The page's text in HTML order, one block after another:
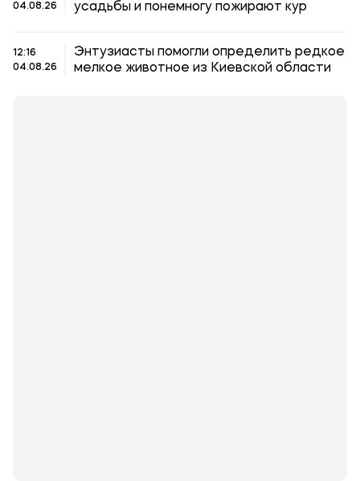
04.08.26
усадьбы и понемногу пожирают кур
12:16
04.08.26
Энтузиасты помогли определить редкое
мелкое животное из Киевской области